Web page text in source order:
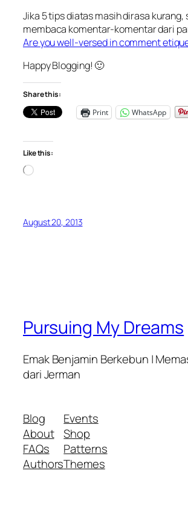
Jika 5 tips diatas masih dirasa kurang,
membaca komentar-komentar dari
Are you well-versed in comment
Happy Blogging! 🙂
Share this:
Print
WhatsApp
Like this:
Loading…
August 20, 2013
Pursuing My Dreams
Emak Benjamin Berkebun |
dari Jerman
Blog
About
FAQs
Authors
Events
Shop
Patterns
Themes